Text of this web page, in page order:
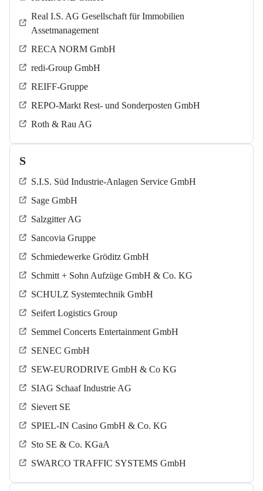
Real I.S. AG Gesellschaft für Immobilien
Assetmanagement
RECA NORM GmbH
redi-Group GmbH
REIFF-Gruppe
REPO-Markt Rest- und Sonderposten GmbH
Roth & Rau AG
S
S.I.S. Süd Industrie-Anlagen Service GmbH
Sage GmbH
Salzgitter AG
Sancovia Gruppe
Schmiedewerke Gröditz GmbH
Schmitt + Sohn Aufzüge GmbH & Co. KG
SCHULZ Systemtechnik GmbH
Seifert Logistics Group
Semmel Concerts Entertainment GmbH
SENEC GmbH
SEW-EURODRIVE GmbH & Co KG
SIAG Schaaf Industrie AG
Sievert SE
SPIEL-IN Casino GmbH & Co. KG
Sto SE & Co. KGaA
SWARCO TRAFFIC SYSTEMS GmbH